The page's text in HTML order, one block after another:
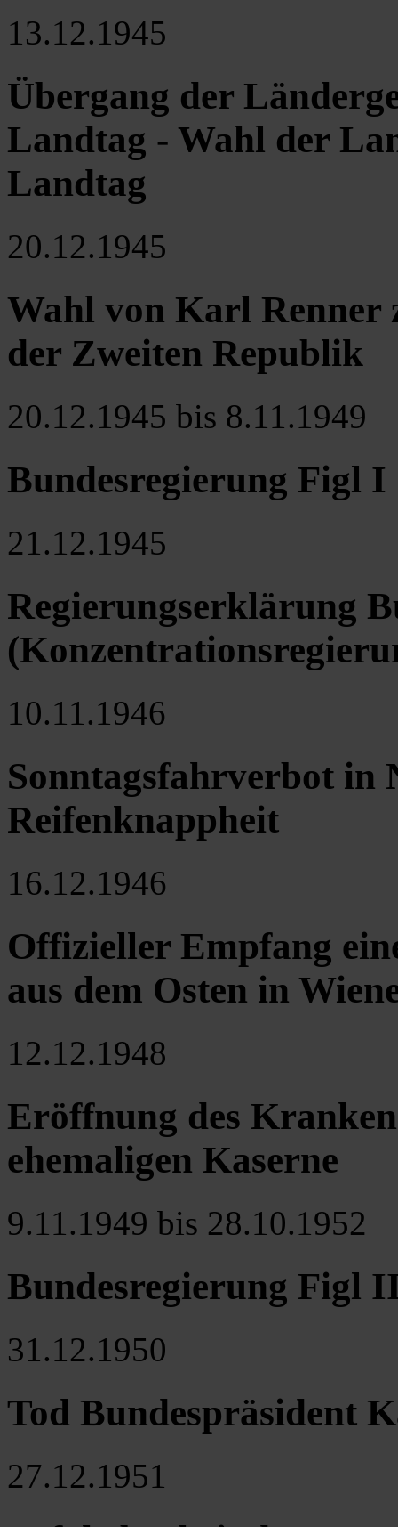
13.12.1945
Übergang der
Landtag - Wahl der
Landtag
20.12.1945
Wahl von Karl Renner
der Zweiten Republik
20.12.1945 bis 8.11.1949
Bundesregierung Figl I
21.12.1945
Regierungserklärung
10.11.1946
Sonntagsfahrverbot in
Reifenknappheit
16.12.1946
Offizieller Empfang
aus dem Osten in
12.12.1948
Eröffnung des
ehemaligen Kaserne
9.11.1949 bis 28.10.1952
Bundesregierung Figl
31.12.1950
Tod Bundespräsident
27.12.1951